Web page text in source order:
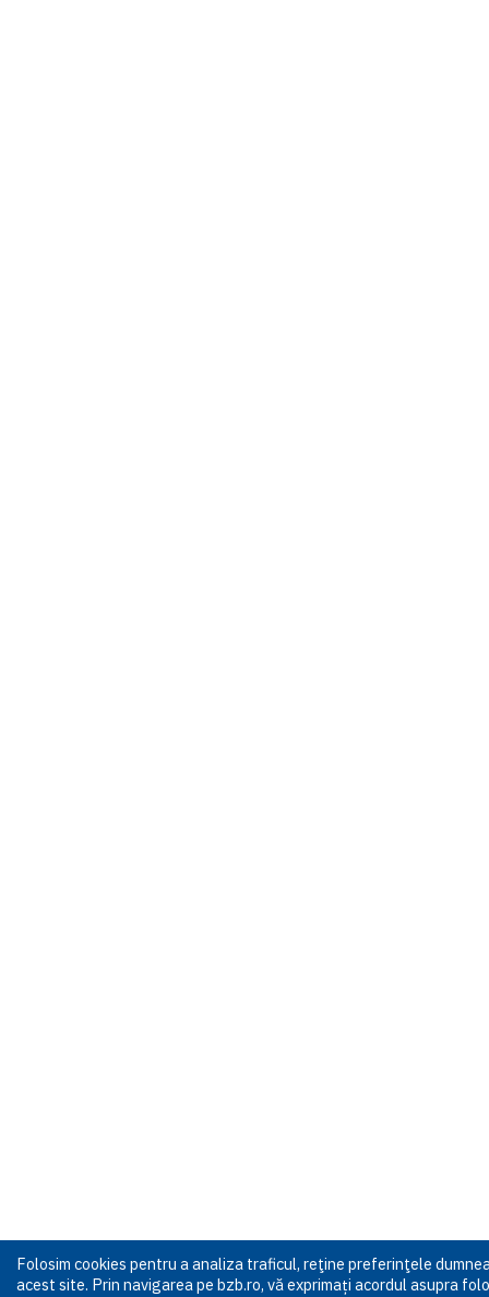
Folosim cookies pentru a analiza traficul, reţine preferinţele
acest site. Prin navigarea pe bzb.ro, vă exprimați acordul asupra